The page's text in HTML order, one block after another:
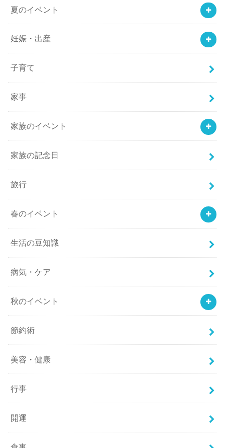
夏のイベント
妊娠・出産
子育て
家事
家族のイベント
家族の記念日
旅行
春のイベント
生活の豆知識
病気・ケア
秋のイベント
節約術
美容・健康
行事
開運